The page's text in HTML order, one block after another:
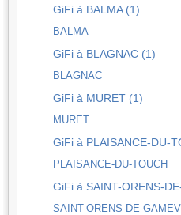
GiFi à BALMA (1)
BALMA
GiFi à BLAGNAC (1)
BLAGNAC
GiFi à MURET (1)
MURET
GiFi à PLAISANCE-DU-
PLAISANCE-DU-TOUCH
GiFi à SAINT-ORENS-
SAINT-ORENS-DE-